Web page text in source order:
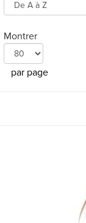
Montrer
par page